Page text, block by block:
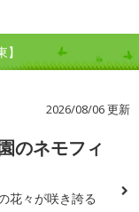
2026/08/06 更新
のネモフィ
花々が咲き誇る